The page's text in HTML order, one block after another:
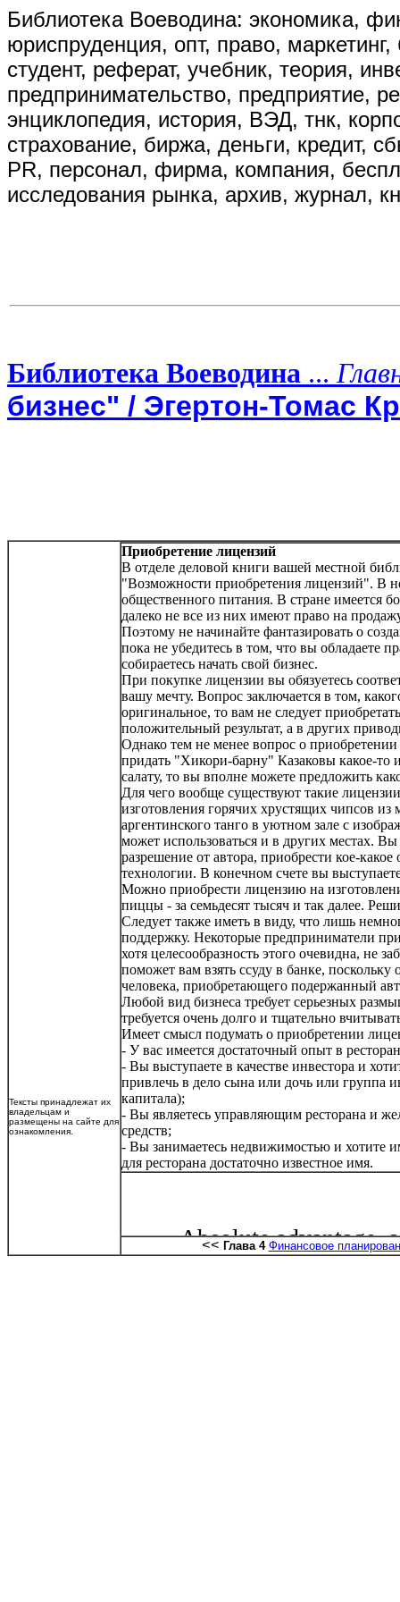
Библиотека Воеводина: экономика,
юриспруденция, опт, право,
студент, реферат, учебник, теория,
предпринимательство, предприятие,
энциклопедия, история, ВЭД, тнк,
страхование, биржа, деньги, кредит,
PR, персонал, фирма, компания,
исследования рынка, архив, журнал,
Библиотека Воеводина ...
бизнес" / Эгертон-Томас
Тексты принадлежат их
владельцам и
размещены на сайте для
ознакомления.
Приобретение лицензий
В отделе деловой книги вашей местной
"Возможности приобретения лицензий". В
общественного питания. В стране имеется
далеко не все из них имеют право на
Поэтому не начинайте фантазировать о
пока не убедитесь в том, что вы обладаете
собираетесь начать свой бизнес.
При покупке лицензии вы обязуетесь
вашу мечту. Вопрос заключается в том,
оригинальное, то вам не следует
положительный результат, а в других
Однако тем не менее вопрос о
придать "Хикори-барну" Казаковы какое-
салату, то вы вполне можете предложить
Для чего вообще существуют такие
изготовления горячих хрустящих чипсов
аргентинского танго в уютном зале с
может использоваться и в других местах.
разрешение от автора, приобрести кое-
технологии. В конечном счете вы
Можно приобрести лицензию на
пиццы - за семьдесят тысяч и так далее.
Следует также иметь в виду, что лишь
поддержку. Некоторые предприниматели
хотя целесообразность этого очевидна, не
поможет вам взять ссуду в банке,
человека, приобретающего подержанный
Любой вид бизнеса требует серьезных
требуется очень долго и тщательно
Имеет смысл подумать о приобретении
- У вас имеется достаточный опыт в
- Вы выступаете в качестве инвестора и
привлечь в дело сына или дочь или группа
капитала);
- Вы являетесь управляющим ресторана и
средств;
- Вы занимаетесь недвижимостью и хотите
для ресторана достаточно известное имя.
<< Глава 4 Финансовое